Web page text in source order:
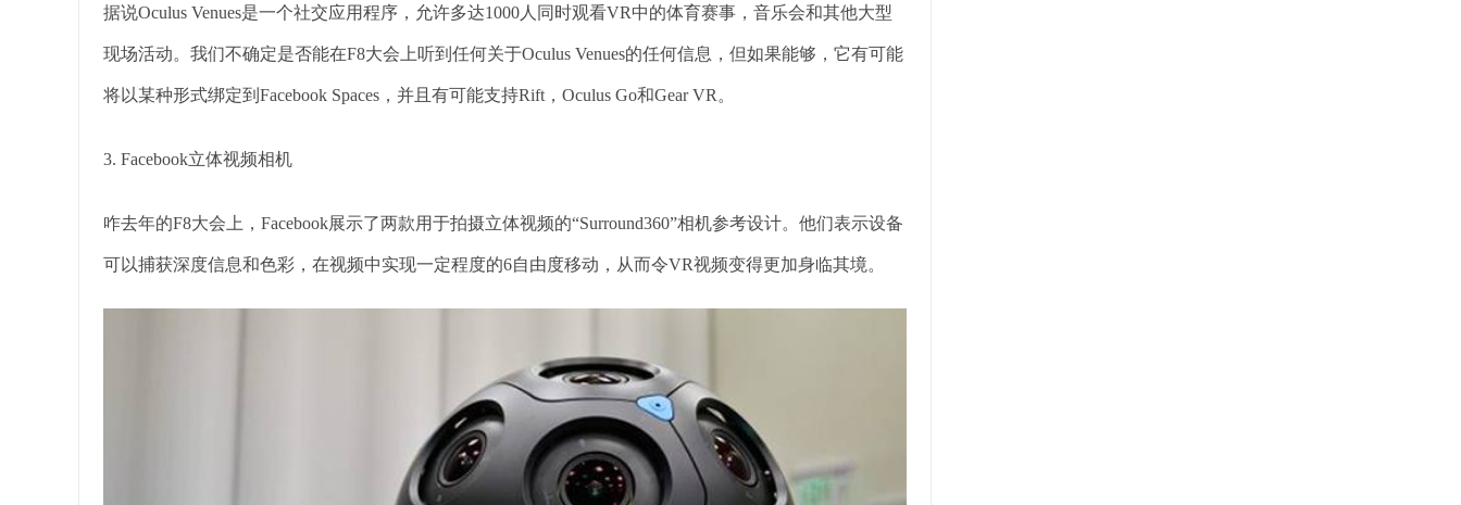
据说Oculus Venues是一个社交应用程序，允许多达1000人同时观看VR中的体育赛事，音乐会和其他大型
现场活动。我们不确定是否能在F8大会上听到任何关于Oculus Venues的任何信息，但如果能够，它有可能
将以某种形式绑定到Facebook Spaces，并且有可能支持Rift，Oculus Go和Gear VR。
3. Facebook立体视频相机
咋去年的F8大会上，Facebook展示了两款用于拍摄立体视频的“Surround360”相机参考设计。他们表示设备
可以捕获深度信息和色彩，在视频中实现一定程度的6自由度移动，从而令VR视频变得更加身临其境。